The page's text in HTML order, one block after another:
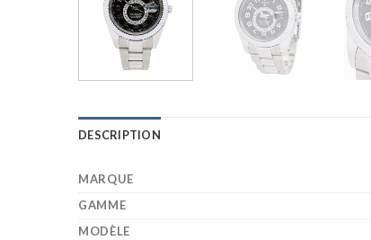
DESCRIPTION
MARQUE
GAMME
MODÈLE